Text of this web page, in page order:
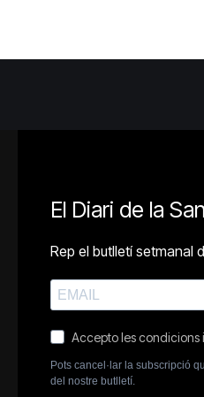
El Diari de la
Rep el butlletí setmanal
Accepto les condicions
Pots cancel·lar la subscripció
del nostre butlletí.